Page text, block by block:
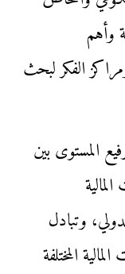
وأهم
الفكر لبحث
المستوى بين
وتبادل
المختلفة